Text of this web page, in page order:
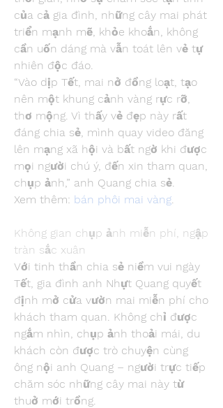
của cả gia đình, những cây mai phát
triển mạnh mẽ, khỏe khoắn, không
cần uốn dáng mà vẫn toát lên vẻ tự
nhiên độc đáo.
“Vào dịp Tết, mai nở đồng loạt, tạo
nên một khung cảnh vàng rực rỡ,
thơ mộng. Vì thấy vẻ đẹp này rất
đáng chia sẻ, mình quay video đăng
lên mạng xã hội và bất ngờ khi được
mọi người chú ý, đến xin tham quan,
chụp ảnh,” anh Quang chia sẻ.
Xem thêm: bán phôi mai vàng.
Không gian chụp ảnh miễn phí, ngập
tràn sắc xuân
Với tinh thần chia sẻ niềm vui ngày
Tết, gia đình anh Nhựt Quang quyết
định mở cửa vườn mai miễn phí cho
khách tham quan. Không chỉ được
ngắm nhìn, chụp ảnh thoải mái, du
khách còn được trò chuyện cùng
ông nội anh Quang – người trực tiếp
chăm sóc những cây mai này từ
thuở mới trồng.